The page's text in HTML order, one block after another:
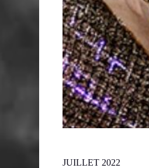
JUILLET 2022